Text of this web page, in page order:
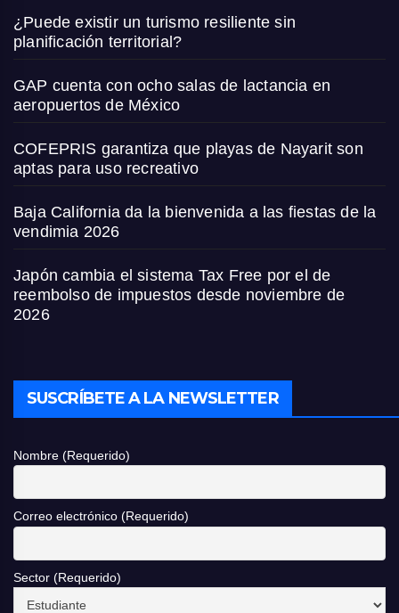
¿Puede existir un turismo resiliente sin
planificación territorial?
GAP cuenta con ocho salas de lactancia en
aeropuertos de México
COFEPRIS garantiza que playas de Nayarit son
aptas para uso recreativo
Baja California da la bienvenida a las fiestas de la
vendimia 2026
Japón cambia el sistema Tax Free por el de
reembolso de impuestos desde noviembre de
2026
SUSCRÍBETE A LA NEWSLETTER
Nombre (Requerido)
Correo electrónico (Requerido)
Sector (Requerido)